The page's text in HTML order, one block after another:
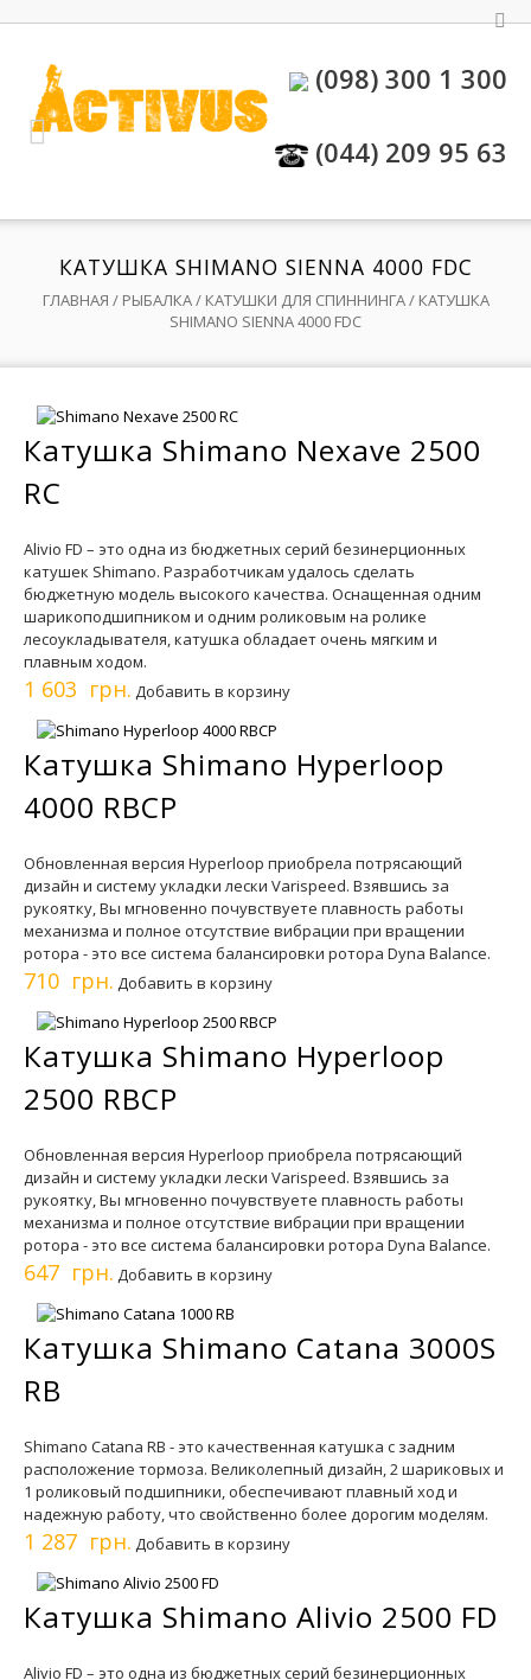
(098) 300 1 300
(044) 209 95 63
КАТУШКА SHIMANO SIENNA 4000 FDC
ГЛАВНАЯ / РЫБАЛКА/ КАТУШКИ ДЛЯ СПИННИНГА/ КАТУШКА
SHIMANO SIENNA 4000 FDC
Катушка Shimano Nexave 2500
RC
Alivio FD – это одна из бюджетных серий безинерционных
катушек Shimano. Разработчикам удалось сделать
бюджетную модель высокого качества. Оснащенная одним
шарикоподшипником и одним роликовым на ролике
лесоукладывателя, катушка обладает очень мягким и
плавным ходом.
1 603 грн. Добавить в корзину
Катушка Shimano Hyperloop
4000 RBCP
Обновленная версия Hyperloop приобрела потрясающий
дизайн и систему укладки лески Varispeed. Взявшись за
рукоятку, Вы мгновенно почувствуете плавность работы
механизма и полное отсутствие вибрации при вращении
ротора - это все система балансировки ротора Dyna Balance.
710 грн. Добавить в корзину
Катушка Shimano Hyperloop
2500 RBCP
Обновленная версия Hyperloop приобрела потрясающий
дизайн и систему укладки лески Varispeed. Взявшись за
рукоятку, Вы мгновенно почувствуете плавность работы
механизма и полное отсутствие вибрации при вращении
ротора - это все система балансировки ротора Dyna Balance.
647 грн. Добавить в корзину
Катушка Shimano Catana 3000S
RB
Shimano Catana RB - это качественная катушка с задним
расположение тормоза. Великолепный дизайн, 2 шариковых и
1 роликовый подшипники, обеспечивают плавный ход и
надежную работу, что свойственно более дорогим моделям.
1 287 грн. Добавить в корзину
Катушка Shimano Alivio 2500 FD
Alivio FD – это одна из бюджетных серий безинерционных